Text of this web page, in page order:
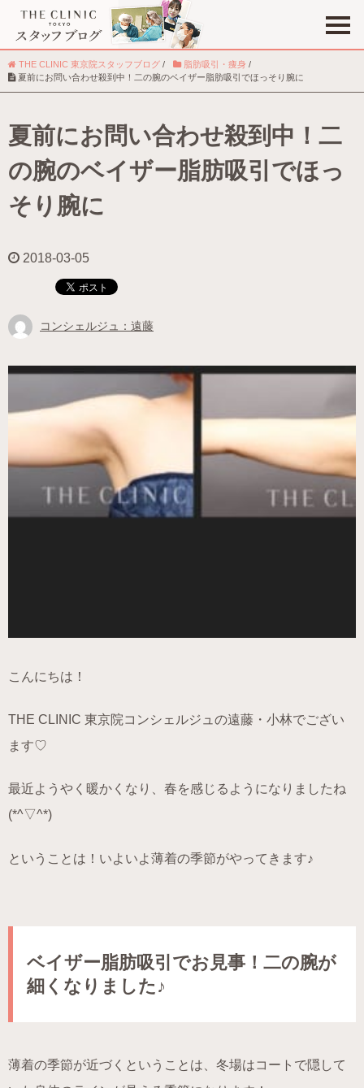
THE CLINIC 東京院スタッフブログ / 脂肪吸引・痩身 /
夏前にお問い合わせ殺到中！二の腕のベイザー脂肪吸引でほっそり腕に
夏前にお問い合わせ殺到中！二
の腕のベイザー脂肪吸引でほっ
そり腕に
2018-03-05
コンシェルジュ：遠藤
こんにちは！
THE CLINIC 東京院コンシェルジュの遠藤・小林でござい
ます♡
最近ようやく暖かくなり、春を感じるようになりましたね
(*^▽^*)
ということは！いよいよ薄着の季節がやってきます♪
ベイザー脂肪吸引でお見事！二の腕が
細くなりました♪
薄着の季節が近づくということは、冬場はコートで隠して
コンシェルジュ
趣味